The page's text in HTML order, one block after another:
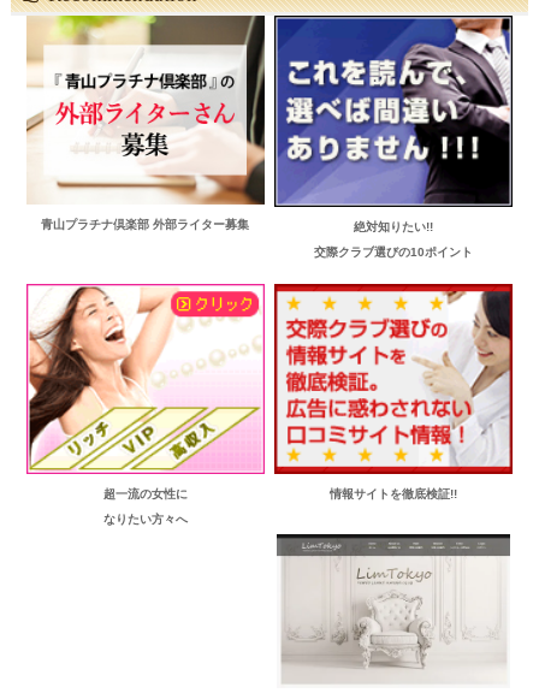
青山プラチナ倶楽部 外部ライター募集
絶対知りたい!!
交際クラブ選びの10ポイント
超一流の女性に
なりたい方々へ
情報サイトを徹底検証!!